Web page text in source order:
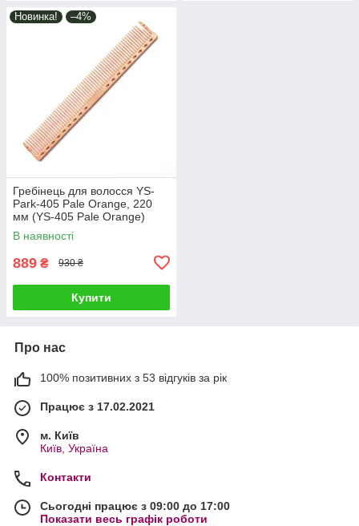
Новинка! –4%
Гребінець для волосся YS-
Park-405 Pale Orange, 220
мм (YS-405 Pale Orange)
В наявності
889 ₴ 930 ₴
Купити
Про нас
100% позитивних з 53 відгуків за рік
Працює з 17.02.2021
м. Київ
Київ, Україна
Контакти
Сьогодні працює з 09:00 до 17:00
Показати весь графік роботи